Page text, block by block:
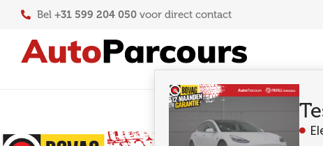
Bel +31 599 204 050voor direct contact